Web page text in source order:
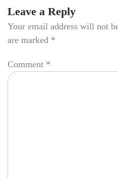
Leave a Reply
Your email address will not
are marked *
Comment *